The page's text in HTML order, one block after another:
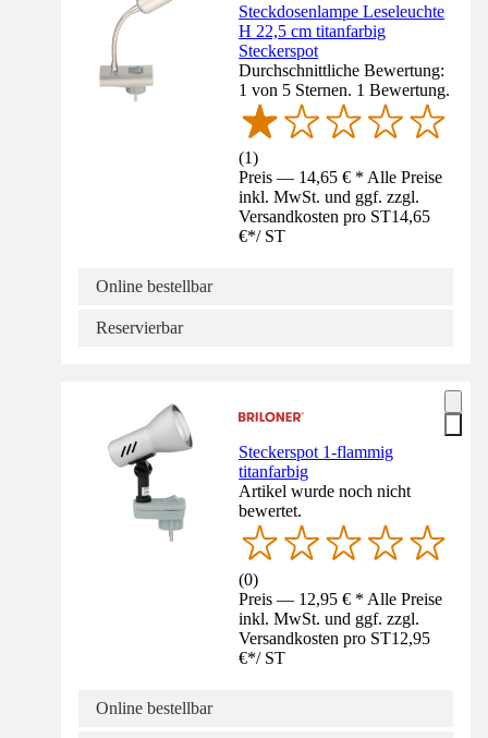
Steckdosenlampe Leseleuchte
H 22,5 cm titanfarbig
Steckerspot
Durchschnittliche Bewertung:
1 von 5 Sternen. 1 Bewertung.
(1)
Preis — 14,65 € * Alle Preise
inkl. MwSt. und ggf. zzgl.
Versandkosten pro ST14,65
€*/ ST
Online bestellbar
Reservierbar
Steckerspot 1-flammig
titanfarbig
Artikel wurde noch nicht
bewertet.
(0)
Preis — 12,95 € * Alle Preise
inkl. MwSt. und ggf. zzgl.
Versandkosten pro ST12,95
€*/ ST
Online bestellbar